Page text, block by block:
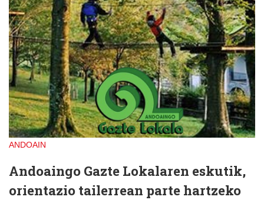
ANDOAIN
Andoaingo Gazte Lokalaren eskutik,
orientazio tailerrean parte hartzeko